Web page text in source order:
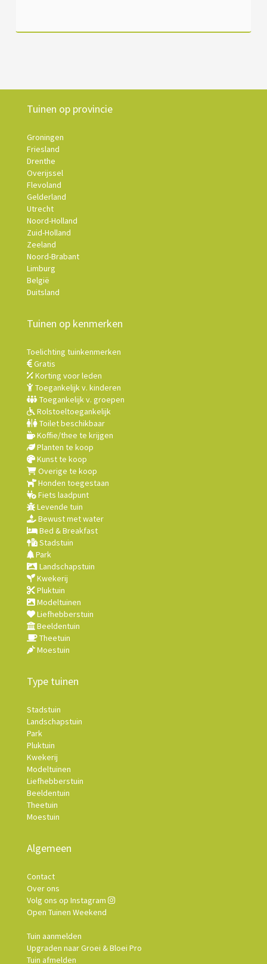
Tuinen op provincie
Groningen
Friesland
Drenthe
Overijssel
Flevoland
Gelderland
Utrecht
Noord-Holland
Zuid-Holland
Zeeland
Noord-Brabant
Limburg
België
Duitsland
Tuinen op kenmerken
Toelichting tuinkenmerken
Gratis
Korting voor leden
Toegankelijk v. kinderen
Toegankelijk v. groepen
Rolstoeltoegankelijk
Toilet beschikbaar
Koffie/thee te krijgen
Planten te koop
Kunst te koop
Overige te koop
Honden toegestaan
Fiets laadpunt
Levende tuin
Bewust met water
Bed & Breakfast
Stadstuin
Park
Landschapstuin
Kwekerij
Pluktuin
Modeltuinen
Liefhebberstuin
Beeldentuin
Theetuin
Moestuin
Type tuinen
Stadstuin
Landschapstuin
Park
Pluktuin
Kwekerij
Modeltuinen
Liefhebberstuin
Beeldentuin
Theetuin
Moestuin
Algemeen
Contact
Over ons
Volg ons op Instagram
Open Tuinen Weekend
Tuin aanmelden
Upgraden naar Groei & Bloei Pro
Tuin afmelden